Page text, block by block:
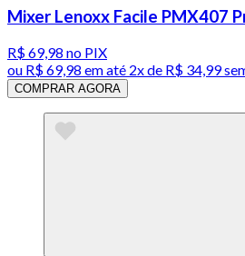
Mixer Lenoxx Facile PMX407
R$ 69,98 no PIX
ou R$ 69,98 em até 2x de R$ 34,99
COMPRAR AGORA